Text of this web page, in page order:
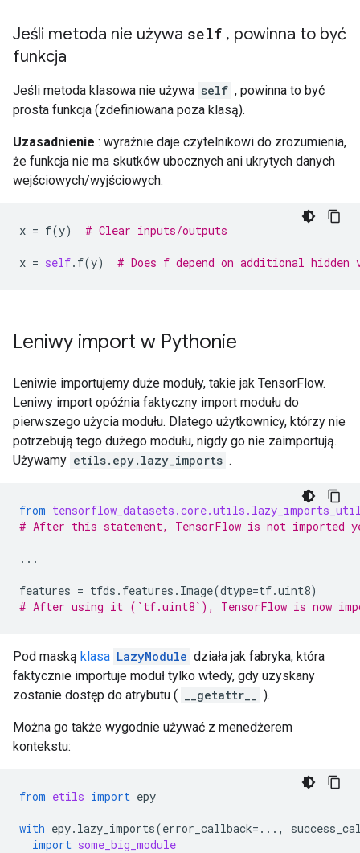
Jeśli metoda nie używa self , powinna to być
funkcja
Jeśli metoda klasowa nie używa self , powinna to być
prosta funkcja (zdefiniowana poza klasą).
Uzasadnienie : wyraźnie daje czytelnikowi do zrozumienia,
że ​​funkcja nie ma skutków ubocznych ani ukrytych danych
wejściowych/wyjściowych:
x = f(y) # Clear inputs/outputs
x = self. f(y) # Does f depend on additional
Leniwy import w Pythonie
Leniwie importujemy duże moduły, takie jak TensorFlow.
Leniwy import opóźnia faktyczny import modułu do
pierwszego użycia modułu. Dlatego użytkownicy, którzy nie
potrzebują tego dużego modułu, nigdy go nie zaimportują.
Używamy etils.epy.lazy_imports .
from
# After this statement, TensorFlow is not imported
...
features = tfds . features . Image(dtype=tf.uint8)
# After using it (`tf.uint8`), TensorFlow is now
Pod maską klasa LazyModule działa jak fabryka, która
faktycznie importuje moduł tylko wtedy, gdy uzyskany
zostanie dostęp do atrybutu (
__getattr__ ).
Można go także wygodnie używać z menedżerem
kontekstu:
from etils import epy
with epy. lazy_imports(error_callback=... ,
import some_big_module